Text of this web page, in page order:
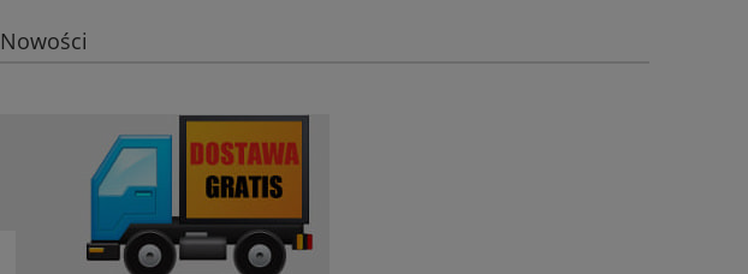
Nowości